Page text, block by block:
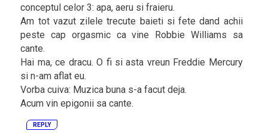
conceptul celor 3: apa, aeru si fraieru.
Am tot vazut zilele trecute baieti si fete dand achii
peste cap orgasmic ca vine Robbie Williams sa
cante.
Hai ma, ce dracu. O fi si asta vreun Freddie Mercury
si n-am aflat eu.
Vorba cuiva: Muzica buna s-a facut deja.
Acum vin epigonii sa cante.
REPLY